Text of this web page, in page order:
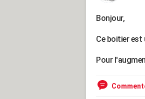
Bonjour,
Ce boitier est
Pour